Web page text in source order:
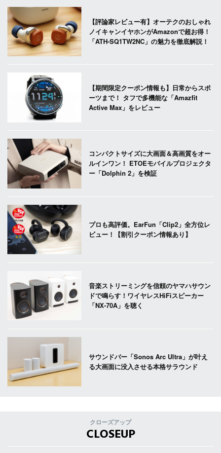
【評論家レビュー有】オーテクのおしゃれ
ノイキャンイヤホンがAmazonで超お得！
「ATH-SQ1TW2NC」の魅力を徹底解説！
【期間限定クーポン情報も】日常からスポ
ーツまで！ タフで多機能な「Amazfit
Active Max」をレビュー
コンパクトサイズに大画面＆高画質をオー
ルインワン！ ETOEモバイルプロジェクタ
ー「Dolphin 2」を検証
プロも高評価。EarFun「Clip2」全方位レ
ビュー！【割引クーポン情報あり】
音楽ストリーミングを信頼のヤマハサウン
ドで鳴らす！ワイヤレスHiFiスピーカー
「NX-70A」を聴く
サウンドバー「Sonos Arc Ultra」が叶え
る大画面に没入させる本格サラウンド
クローズアップ
CLOSEUP